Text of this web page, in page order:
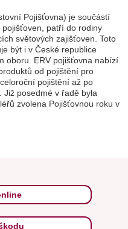
Pojišťovna) je součástí
patří do rodiny
světových zajišťoven. Toto
být i v České republice
oboru. ERV pojišťovna nabízí
od pojištění pro
pojištění až po
posedmé v řadě byla
zvolena Pojišťovnou roku v